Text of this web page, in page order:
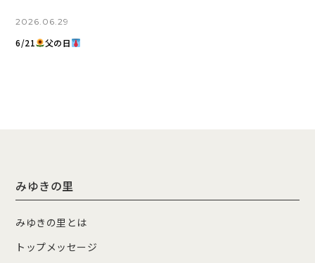
2026.06.29
6/21 父の日
みゆきの里
みゆきの里とは
トップメッセージ